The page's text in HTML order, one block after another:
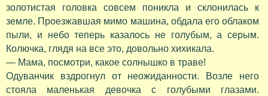
золотистая головка совсем поникла и склонилась к
земле. Проезжавшая мимо машина, обдала его облаком
пыли, и небо теперь казалось не голубым, а серым.
Колючка, глядя на все это, довольно хихикала.
— Мама, посмотри, какое солнышко в траве!
Одуванчик вздрогнул от неожиданности. Возле него
стояла маленькая девочка с голубыми глазами.